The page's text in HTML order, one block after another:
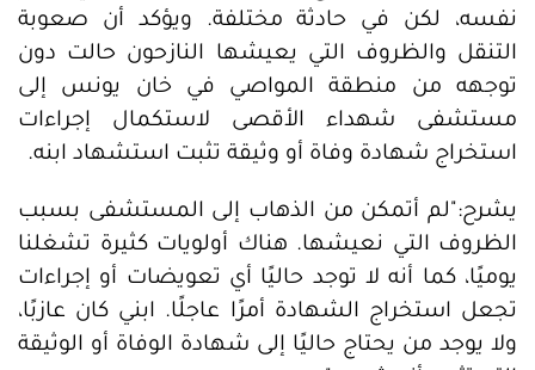
نفسه، لكن في حادثة مختلفة. ويؤكد أن صعوبة
التنقل والظروف التي يعيشها النازحون حالت دون
توجهه من منطقة المواصي في خان يونس إلى
مستشفى شهداء الأقصى لاستكمال إجراءات
استخراج شهادة وفاة أو وثيقة تثبت استشهاد ابنه.
يشرح:"لم أتمكن من الذهاب إلى المستشفى بسبب
الظروف التي نعيشها. هناك أولويات كثيرة تشغلنا
يوميًا، كما أنه لا توجد حاليًا أي تعويضات أو إجراءات
تجعل استخراج الشهادة أمرًا عاجلًا. ابني كان عازبًا،
ولا يوجد من يحتاج حاليًا إلى شهادة الوفاة أو الوثيقة